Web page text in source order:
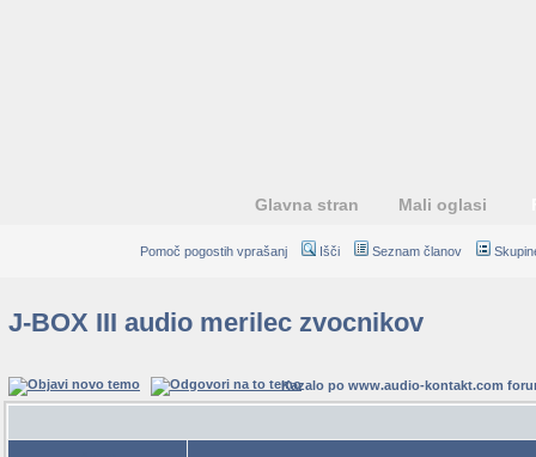
Glavna stran Mali oglasi
Pomoč pogostih vprašanj Išči Seznam članov
J-BOX III audio merilec zvocnikov
Kazalo po www.audio-kontakt.com